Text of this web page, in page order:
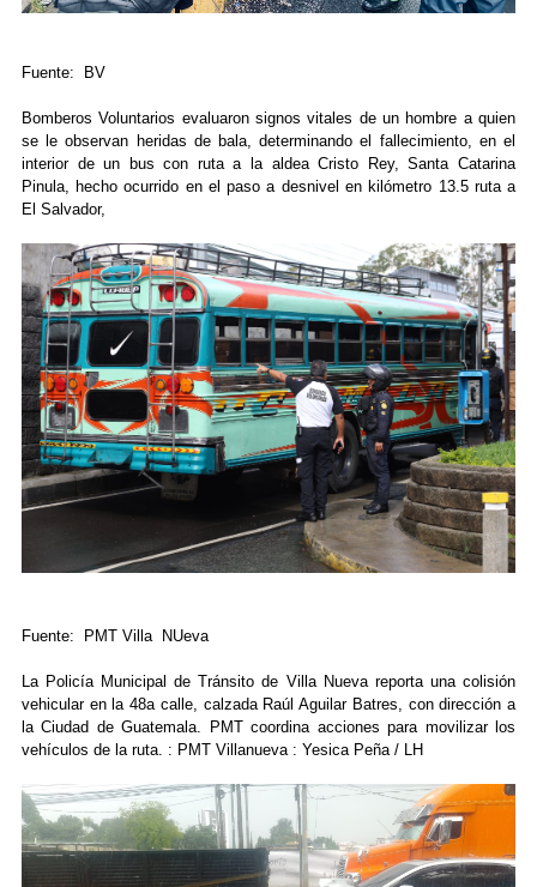
Fuente: BV
Bomberos Voluntarios evaluaron signos vitales de un hombre a quien
se le observan heridas de bala, determinando el fallecimiento, en el
interior de un bus con ruta a la aldea Cristo Rey, Santa Catarina
Pinula, hecho ocurrido en el paso a desnivel en kilómetro 13.5 ruta a
El Salvador,
Fuente: PMT Villa NUeva
La Policía Municipal de Tránsito de Villa Nueva reporta una colisión
vehicular en la 48a calle, calzada Raúl Aguilar Batres, con dirección a
la Ciudad de Guatemala. PMT coordina acciones para movilizar los
vehículos de la ruta. : PMT Villanueva : Yesica Peña / LH